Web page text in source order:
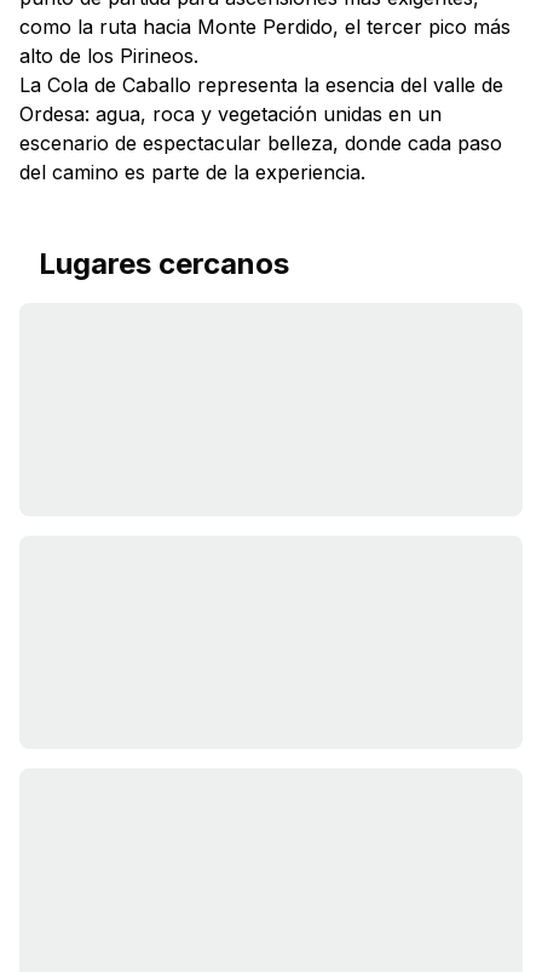
como la ruta hacia Monte Perdido, el tercer pico más
alto de los Pirineos.
La Cola de Caballo representa la esencia del valle de
Ordesa: agua, roca y vegetación unidas en un
escenario de espectacular belleza, donde cada paso
del camino es parte de la experiencia.
Lugares cercanos